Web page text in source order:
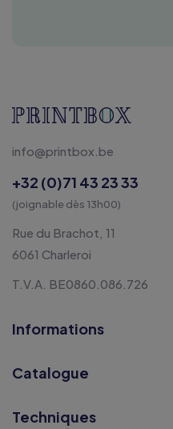
info@printbox.be
+32 (0)71 43 23 33
(joignable dès 13h00)
Rue du Brachot, 11
6061 Charleroi
T.V.A. BE0860.086.726
Informations
Catalogue
Techniques